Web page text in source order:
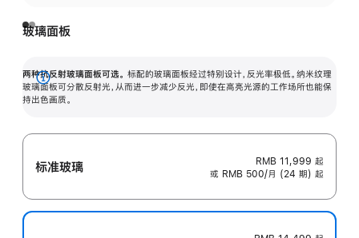
玻璃面板
两种抗反射玻璃面板可选。 标配的玻璃面板经过特别设计，反光率极低。纳米纹理
玻璃面板可分散反射光，从而进一步减少反光，即使在高亮光源的工作场所也能保
持出色画质。
展
开
标准玻璃 RMB 11,999 起
或 RMB 500/月 (24 期) 起